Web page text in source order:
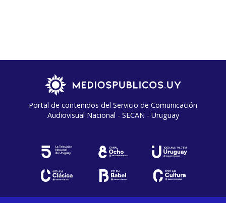
Portal de contenidos del Servicio de Comunicación
Audiovisual Nacional - SECAN - Uruguay